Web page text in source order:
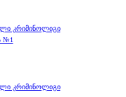
კრიმინოლიგი
№1
კრიმინოლიგი